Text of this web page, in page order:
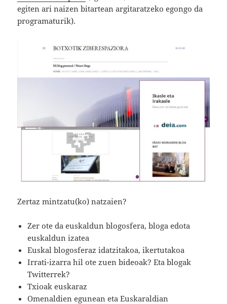
egiten ari naizen bitartean argitaratzeko egongo da
programaturik).
Zertaz mintzatu(ko) natzaien?
Zer ote da euskaldun blogosfera, bloga edota
euskaldun izatea
Euskal blogosferaz idatzitakoa, ikertutakoa
Irrati-izarra hil ote zuen bideoak? Eta blogak
Twitterrek?
Txioak euskaraz
Omenaldien egunean eta Euskaraldian